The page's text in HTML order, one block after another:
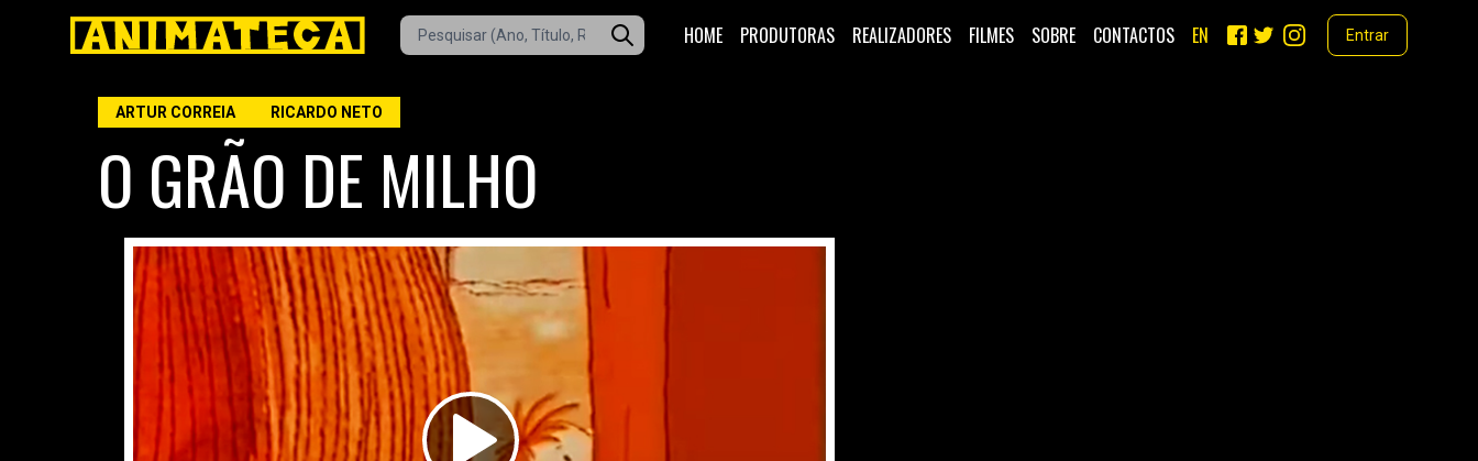
HOME PRODUTORAS REALIZADORES FILMES SOBRE CONTACTOS EN Entrar
ARTUR CORREIA RICARDO NETO
O GRÃO DE MILHO